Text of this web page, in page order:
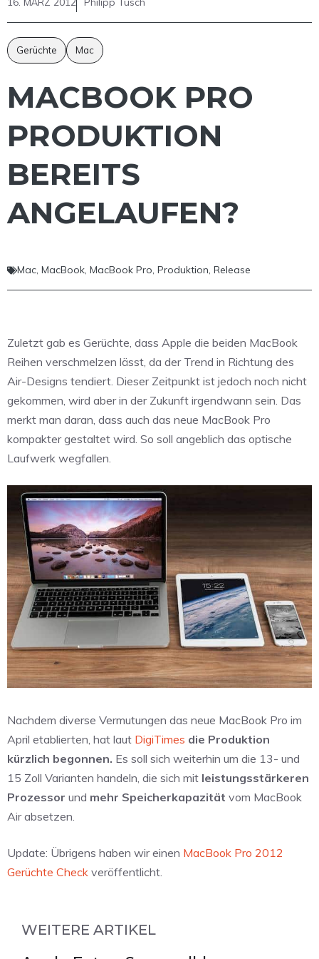
Gerüchte Mac
MACBOOK PRO
PRODUKTION
BEREITS
ANGELAUFEN?
Mac, MacBook, MacBook Pro, Produktion, Release
Zuletzt gab es Gerüchte, dass Apple die beiden MacBook
Reihen verschmelzen lässt, da der Trend in Richtung des
Air-Designs tendiert. Dieser Zeitpunkt ist jedoch noch nicht
gekommen, wird aber in der Zukunft irgendwann sein. Das
merkt man daran, dass auch das neue MacBook Pro
kompakter gestaltet wird. So soll angeblich das optische
Laufwerk wegfallen.
Nachdem diverse Vermutungen das neue MacBook Pro im
April etablierten, hat laut DigiTimes die Produktion
kürzlich begonnen. Es soll sich weiterhin um die 13- und
15 Zoll Varianten handeln, die sich mit leistungsstärkeren
Prozessor und mehr Speicherkapazität vom MacBook
Air absetzen.
Update: Übrigens haben wir einen MacBook Pro 2012
Gerüchte Check veröffentlicht.
WEITERE ARTIKEL